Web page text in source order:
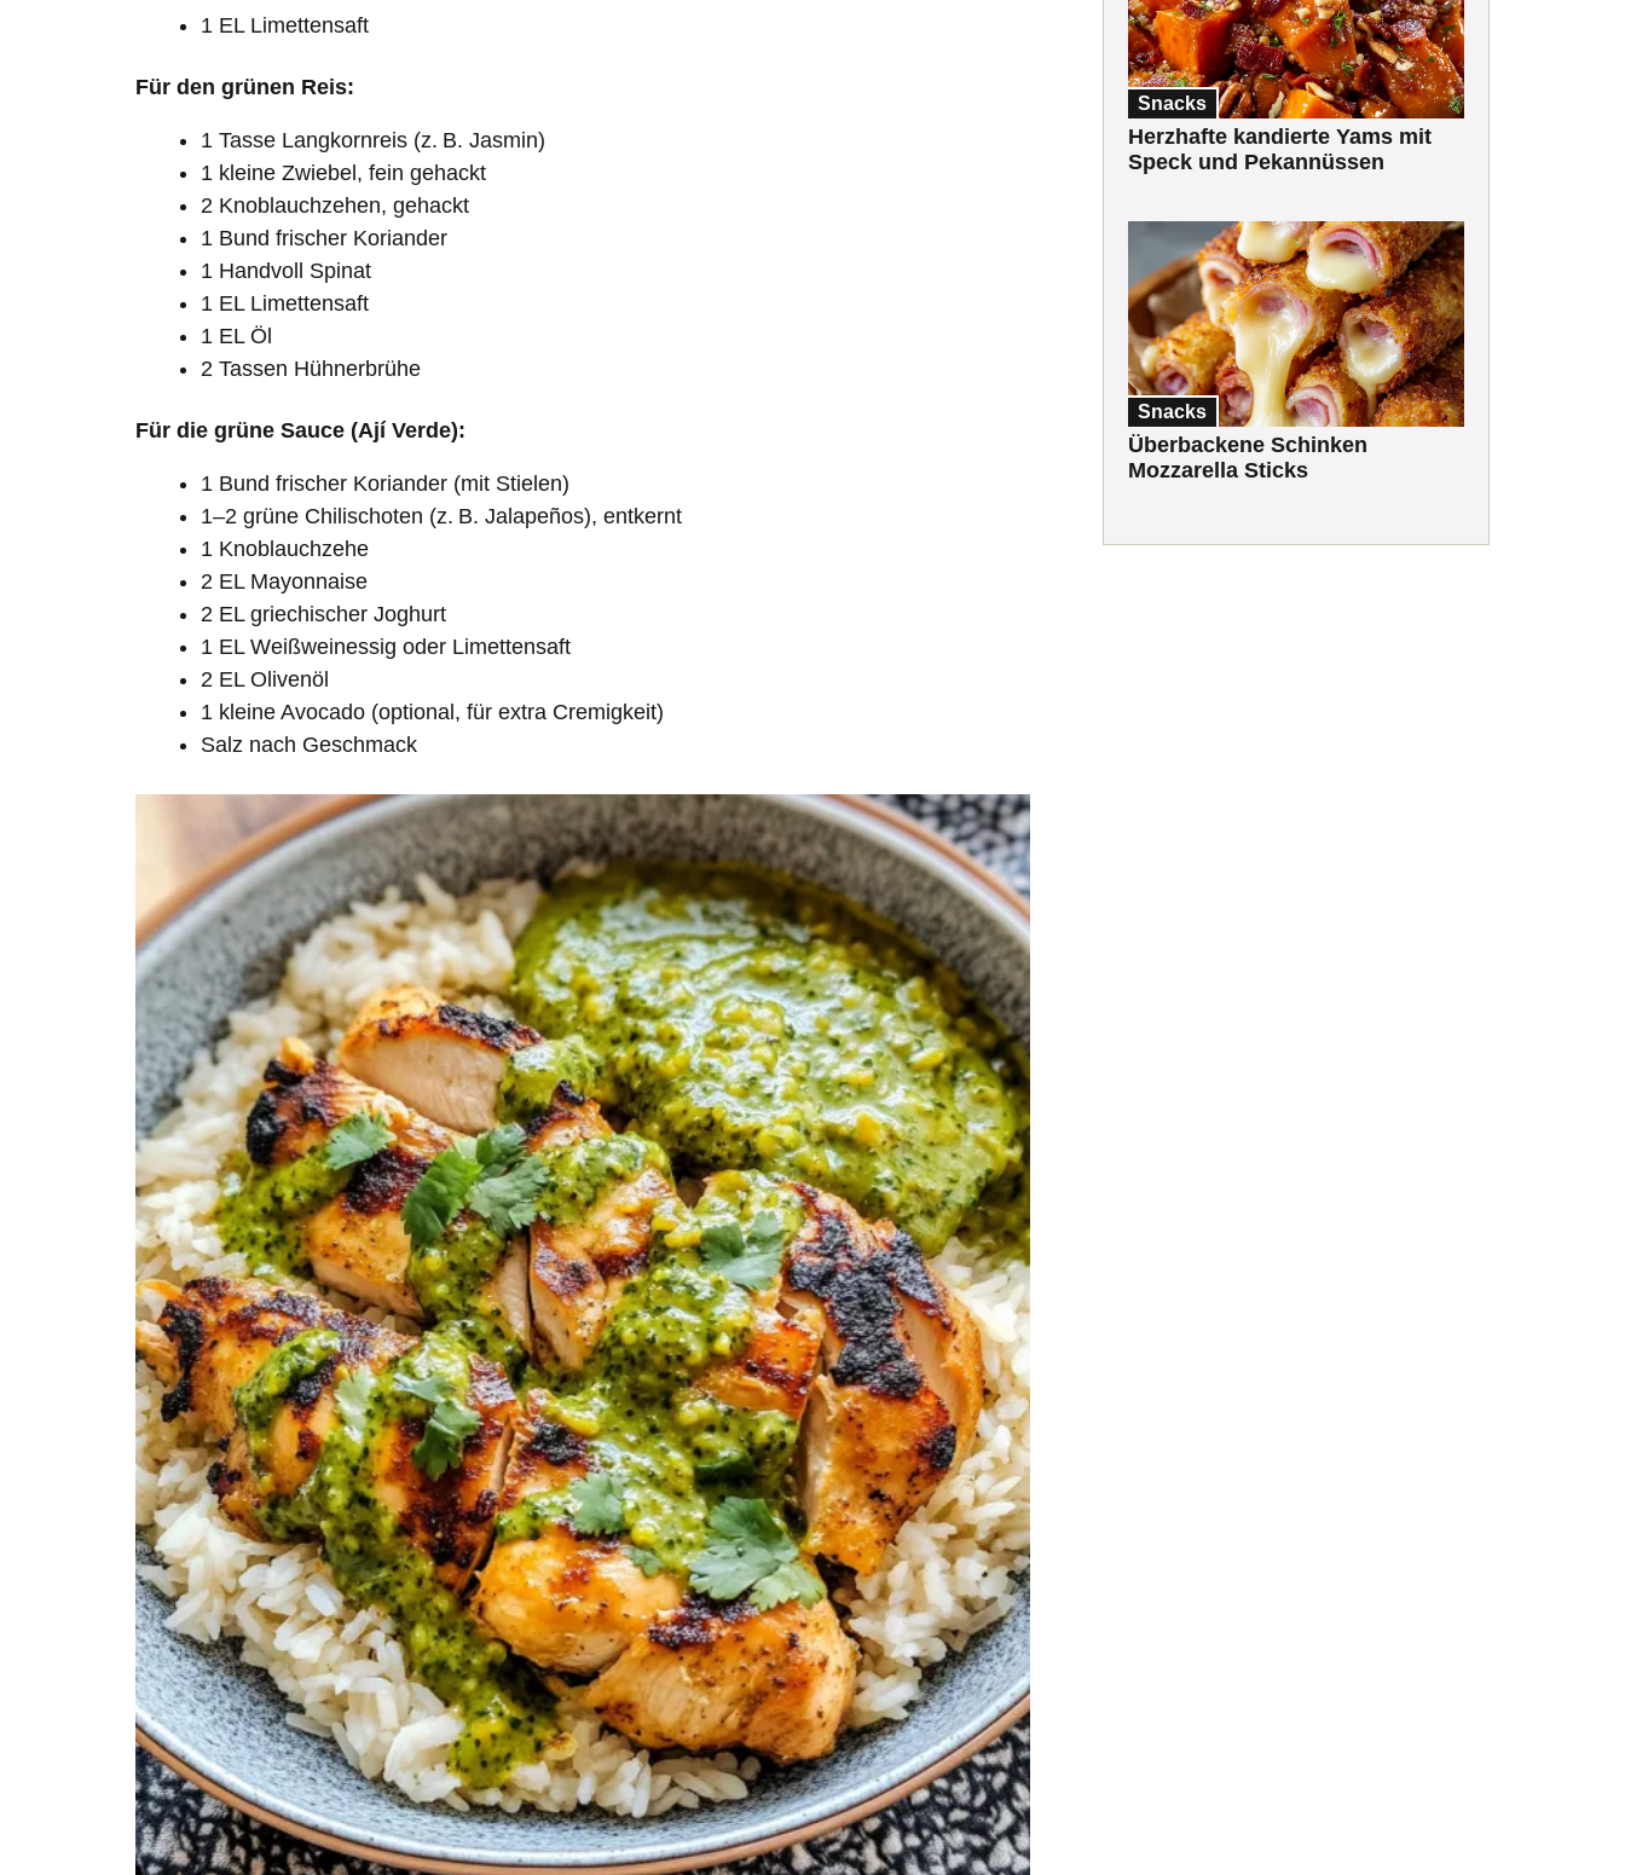
1 EL Limettensaft
Für den grünen Reis:
1 Tasse Langkornreis (z. B. Jasmin)
1 kleine Zwiebel, fein gehackt
2 Knoblauchzehen, gehackt
1 Bund frischer Koriander
1 Handvoll Spinat
1 EL Limettensaft
1 EL Öl
2 Tassen Hühnerbrühe
Für die grüne Sauce (Ají Verde):
1 Bund frischer Koriander (mit Stielen)
1–2 grüne Chilischoten (z. B. Jalapeños), entkernt
1 Knoblauchzehe
2 EL Mayonnaise
2 EL griechischer Joghurt
1 EL Weißweinessig oder Limettensaft
2 EL Olivenöl
1 kleine Avocado (optional, für extra Cremigkeit)
Salz nach Geschmack
Snacks
Herzhafte kandierte Yams mit
Speck und Pekannüssen
Snacks
Überbackene Schinken
Mozzarella Sticks